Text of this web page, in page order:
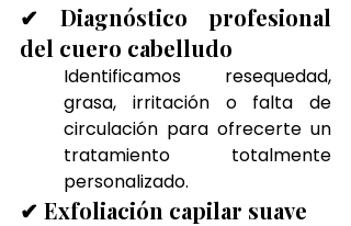
✔ Diagnóstico profesional
del cuero cabelludo
Identificamos resequedad,
grasa, irritación o falta de
circulación para ofrecerte un
tratamiento totalmente
personalizado.
✔ Exfoliación capilar suave